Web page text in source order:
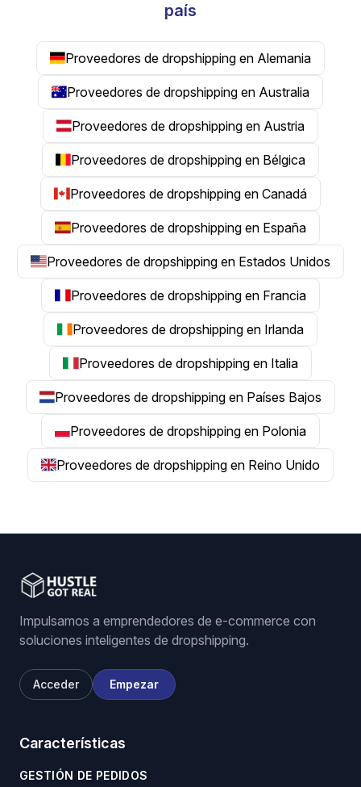
país
Proveedores de dropshipping en Alemania
Proveedores de dropshipping en Australia
Proveedores de dropshipping en Austria
Proveedores de dropshipping en Bélgica
Proveedores de dropshipping en Canadá
Proveedores de dropshipping en España
Proveedores de dropshipping en Estados Unidos
Proveedores de dropshipping en Francia
Proveedores de dropshipping en Irlanda
Proveedores de dropshipping en Italia
Proveedores de dropshipping en Países Bajos
Proveedores de dropshipping en Polonia
Proveedores de dropshipping en Reino Unido
Impulsamos a emprendedores de e-commerce con
soluciones inteligentes de dropshipping.
Acceder Empezar
Características
GESTIÓN DE PEDIDOS